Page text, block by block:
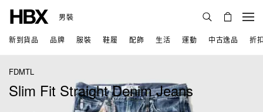
男裝
新到貨品 品牌 服裝 鞋履 配飾 生活 運動 中古逸品 折
FDMTL
Slim Fit Straight Denim Jeans